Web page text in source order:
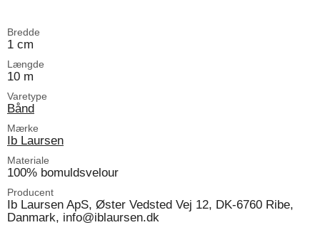
Bredde
1 cm
Længde
10 m
Varetype
Bånd
Mærke
Ib Laursen
Materiale
100% bomuldsvelour
Producent
Ib Laursen ApS, Øster Vedsted Vej 12, DK-6760 Ribe,
Danmark, info@iblaursen.dk